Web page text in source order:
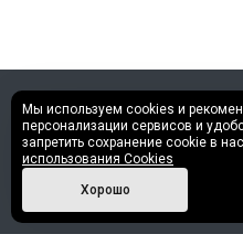
©2013 - 2026
Политика
Мы используем cookies и
персонализации сервисов и
запретить сохранение cookie в
использования Cookies
Хорошо